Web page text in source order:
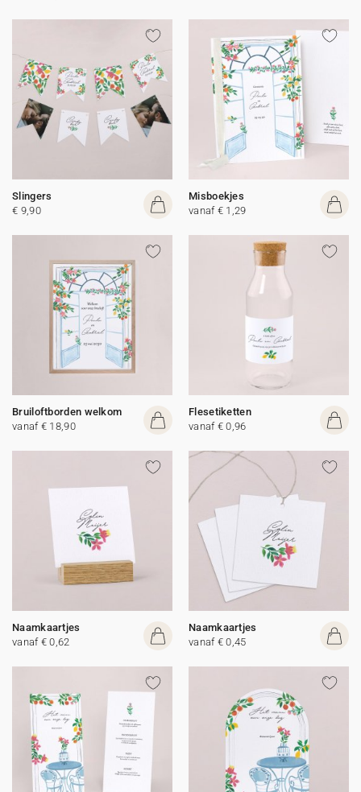
Slingers
€ 9,90
Misboekjes
vanaf € 1,29
Bruiloftborden welkom
vanaf € 18,90
Flesetiketten
vanaf € 0,96
Naamkaartjes
vanaf € 0,62
Naamkaartjes
vanaf € 0,45